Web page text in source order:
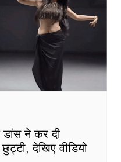
डांस ने कर दी
देखिए वीडियो